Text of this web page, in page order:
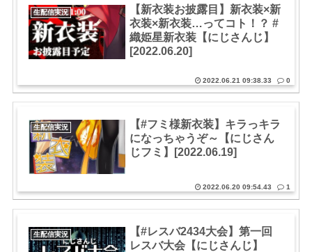
生配信実況
【新衣装お披露目】新衣装×新
衣装×新衣装…ってコト！？ #
織姫星新衣装【にじさんじ】
[2022.06.20]
2022.06.21 09:38.33 0
生配信実況
【#フミ様新衣装】キラっキラ
になっちゃうぞ～【にじさん
じフミ】[2022.06.19]
2022.06.20 09:54.43 1
生配信実況
【#レスバ2434大会】第一回
レスバ大会【にじさんじ】